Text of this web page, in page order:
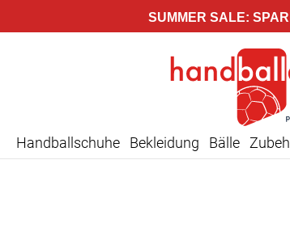
SUMMER SALE:
Handballschuhe Bekleidung Bälle